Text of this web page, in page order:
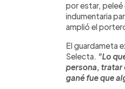
por estar,
indumentaria
amplió el
El guardameta
Selecta. "Lo
persona, tratar
gané fue que